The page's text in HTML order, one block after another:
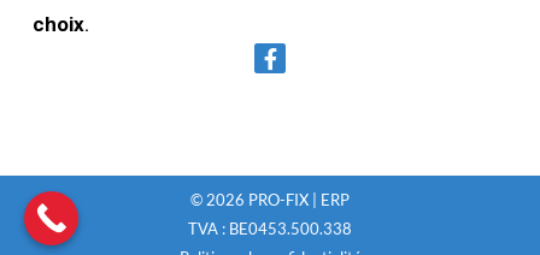
choix.
© 2026 PRO-FIX | ERP
TVA : BE0453.500.338